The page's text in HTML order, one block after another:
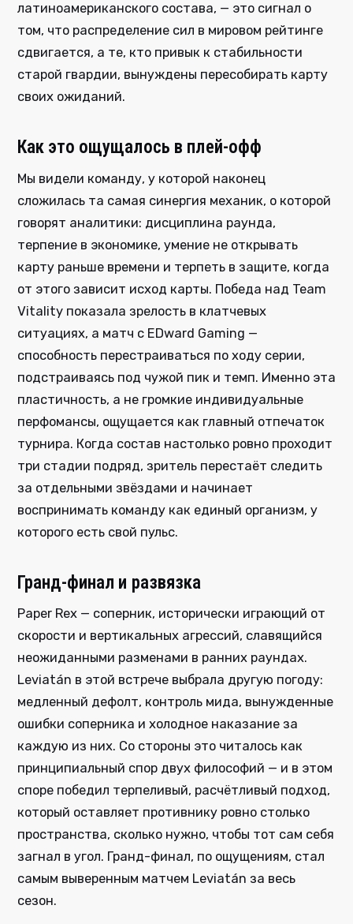
латиноамериканского состава, — это сигнал о
том, что распределение сил в мировом рейтинге
сдвигается, а те, кто привык к стабильности
старой гвардии, вынуждены пересобирать карту
своих ожиданий.
Как это ощущалось в плей-офф
Мы видели команду, у которой наконец
сложилась та самая синергия механик, о которой
говорят аналитики: дисциплина раунда,
терпение в экономике, умение не открывать
карту раньше времени и терпеть в защите, когда
от этого зависит исход карты. Победа над Team
Vitality показала зрелость в клатчевых
ситуациях, а матч с EDward Gaming —
способность перестраиваться по ходу серии,
подстраиваясь под чужой пик и темп. Именно эта
пластичность, а не громкие индивидуальные
перфомансы, ощущается как главный отпечаток
турнира. Когда состав настолько ровно проходит
три стадии подряд, зритель перестаёт следить
за отдельными звёздами и начинает
воспринимать команду как единый организм, у
которого есть свой пульс.
Гранд-финал и развязка
Paper Rex — соперник, исторически играющий от
скорости и вертикальных агрессий, славящийся
неожиданными разменами в ранних раундах.
Leviatán в этой встрече выбрала другую погоду:
медленный дефолт, контроль мида, вынужденные
ошибки соперника и холодное наказание за
каждую из них. Со стороны это читалось как
принципиальный спор двух философий — и в этом
споре победил терпеливый, расчётливый подход,
который оставляет противнику ровно столько
пространства, сколько нужно, чтобы тот сам себя
загнал в угол. Гранд-финал, по ощущениям, стал
самым выверенным матчем Leviatán за весь
сезон.